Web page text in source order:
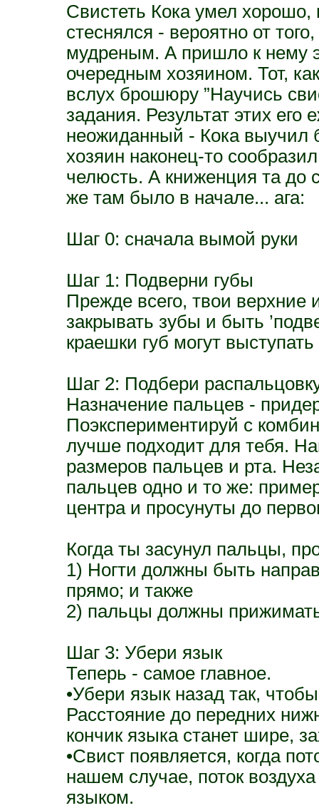
Свистеть Кока умел
стеснялся - вероятно от
мудреным. А пришло к нему
очередным хозяином. Тот,
вслух брошюру ”Научись
задания. Результат этих
неожиданный - Кока выучил
хозяин наконец-то
челюсть. А книженция та до
же там было в начале... ага:
Шаг 0: сначала вымой руки
Шаг 1: Подверни губы
Прежде всего, твои
закрывать зубы и быть
краешки губ могут
Шаг 2: Подбери
Назначение пальцев -
Поэкспериментируй с
лучше подходит для тебя.
размеров пальцев и рта.
пальцев одно и то же:
центра и просунуты до
Когда ты засунул пальцы,
1) Ногти должны быть
прямо; и также
2) пальцы должны прижимать
Шаг 3: Убери язык
Теперь - самое главное.
•Убери язык назад так,
Расстояние до передних
кончик языка станет шире,
•Свист появляется, когда
нашем случае, поток
языком.